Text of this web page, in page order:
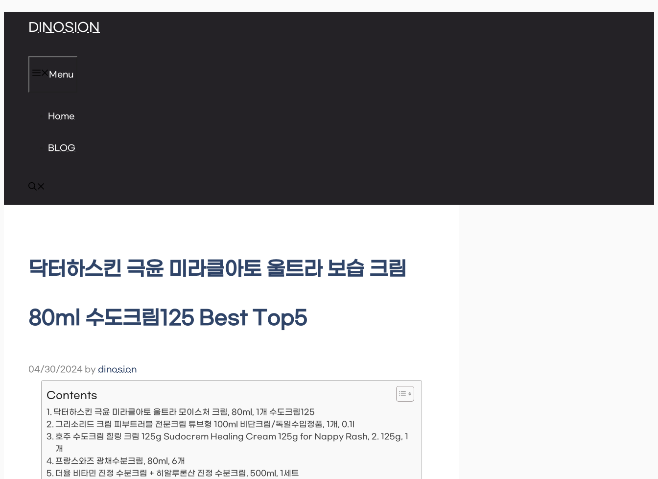
DINOSION
Menu
Home
BLOG
닥터하스킨 극윤 미라클아토 울트라 보습 크림
80ml 수도크림125 Best Top5
04/30/2024 by dinosion
Contents
닥터하스킨 극윤 미라클아토 울트라 모이스처 크림, 80ml, 1개 수도크림125
그리소리드 크림 피부트러블 전문크림 튜브형 100ml 비단크림/독일수입정품, 1개, 0.1l
호주 수도크림 힐링 크림 125g Sudocrem Healing Cream 125g for Nappy Rash, 2. 125g, 1
개
프랑스와즈 광채수분크림, 80ml, 6개
더율 비타민 진정 수분크림 + 히알루론산 진정 수분크림, 500ml, 1세트